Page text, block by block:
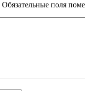
Обязательные поля